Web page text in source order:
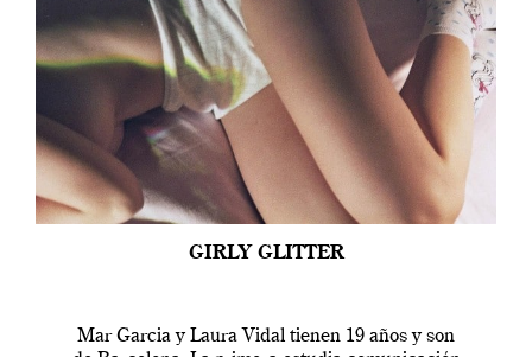
GIRLY GLITTER
Mar Garcia y Laura Vidal tienen 19 años y son